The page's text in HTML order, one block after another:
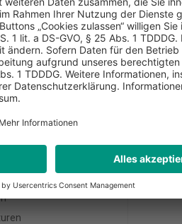
BERATUNG DIREKT